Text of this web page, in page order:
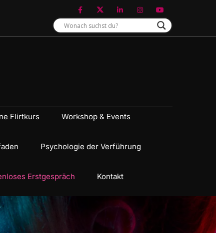
Flirtkurs Workshop & Events
Psychologie der Verführung
Erstgespräch Kontakt